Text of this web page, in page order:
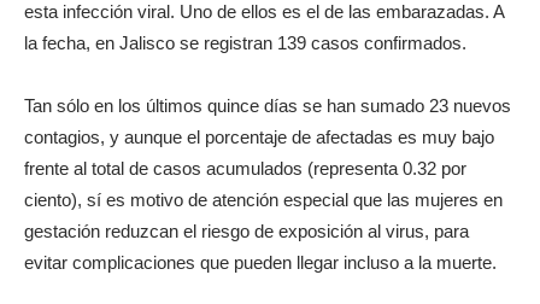
esta infección viral. Uno de ellos es el de las embarazadas. A
la fecha, en Jalisco se registran 139 casos confirmados.
Tan sólo en los últimos quince días se han sumado 23 nuevos
contagios, y aunque el porcentaje de afectadas es muy bajo
frente al total de casos acumulados (representa 0.32 por
ciento), sí es motivo de atención especial que las mujeres en
gestación reduzcan el riesgo de exposición al virus, para
evitar complicaciones que pueden llegar incluso a la muerte.